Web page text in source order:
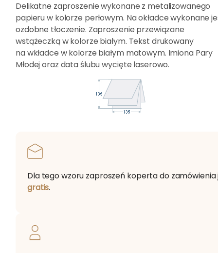
Delikatne zaproszenie wykonane z metalizowanego
papieru w kolorze perłowym. Na okładce wykonane
ozdobne tłoczenie. Zaproszenie przewiązane
wstążeczką w kolorze białym. Tekst drukowany
na wkładce w kolorze białym matowym. Imiona Pary
Młodej oraz data ślubu wycięte laserowo.
Dla tego wzoru zaproszeń koperta do zamówienia
gratis.